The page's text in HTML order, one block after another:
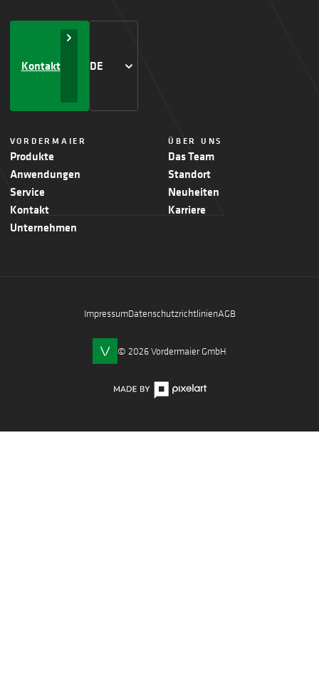
Kontakt DE
VORDERMAIER
Produkte
Anwendungen
Service
Kontakt
Unternehmen
ÜBER UNS
Das Team
Standort
Neuheiten
Karriere
ImpressumDatenschutzrichtlinienAGB
© 2026 Vordermaier GmbH